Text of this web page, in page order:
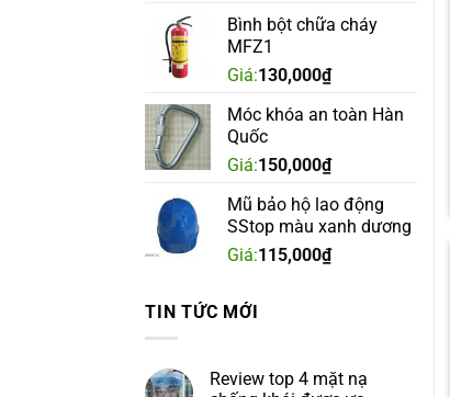
Bình bột chữa cháy
MFZ1
Giá:130,000₫
Móc khóa an toàn Hàn
Quốc
Giá:150,000₫
Mũ bảo hộ lao động
SStop màu xanh dương
Giá:115,000₫
TIN TỨC MỚI
Review top 4 mặt nạ